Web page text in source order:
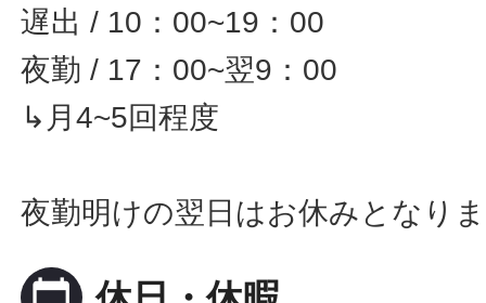
遅出 / 10：00~19：00
夜勤 / 17：00~翌9：00
↳月4~5回程度
夜勤明けの翌日はお休みとなり